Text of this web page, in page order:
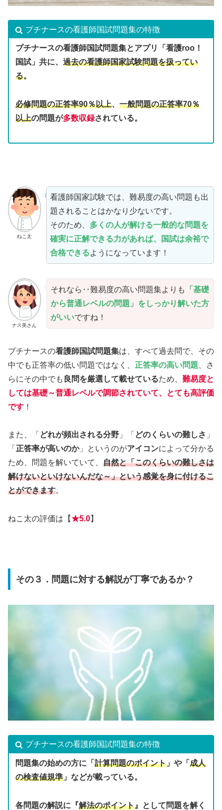
プチナースの看護師国試問題集の特徴
プチナースの看護師国試問題集とアプリ「看護roo！
国試」共に、 過去の看護師国家試験問題を扱ってい
る。
必修問題の正答率90％以上、 一般問題の正答率70％
以上の問題が多数収録されている。
ねこ太
看護師国家試験では、難易度の高い問題も出
題されることはかなり少ないです。
そのため、 多くの人が解ける一般的な問題を
確実に正解できる力があれば、
国試は余裕で
合格できるようになっています！
ナス美さん
それなら‥難易度の高い問題集よりも 「基礎
から普通レベルの問題」をしっかり解いた方
がいいですね！
プチナースの看護師国試問題集は、すべて過去問で、その
中でも正答率の低い問題ではなく、 正答率の高い問題 、さ
らにその中でも 良問を厳選して載せているため、 難易度と
しては基礎～普通レベルで調節されていて、とても高評価
です ！
また、「 どれが頻出される分野 」「 どのくらいの難しさ 」
「 正答率が高いのか」というのがアイコンによって分かる
ため、問題を解いていて、 自然と「このくらいの難しさは
解けないといけないんだな～」という感覚を身に付けるこ
とができます。
ねこ太の評価は【★5.0】
その３．問題に対する解説が丁寧であるか？
プチナースの看護師国試問題集の特徴
問題集の始めの方に「 計算問題のポイント」や「 成人
の検査値規準」などが載っている。
各問題の解説に『解法のポイント』として問題を解く